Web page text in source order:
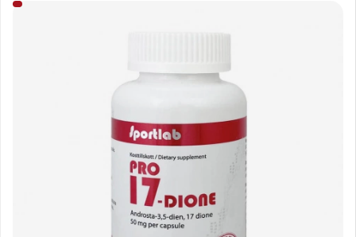
Tuotekuvat Sportlab PRO 17-Dione, 90 caps